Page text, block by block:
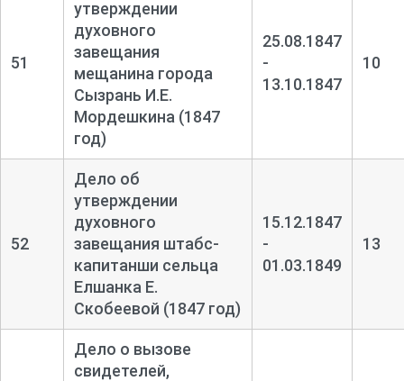
51
утверждении
духовного
завещания
мещанина города
Сызрань И.Е.
Мордешкина (1847
год)
25.08.1847
-
13.10.1847
10
52
Дело об
утверждении
духовного
завещания штабс-
капитанши сельца
Елшанка Е.
Скобеевой (1847 год)
15.12.1847
-
01.03.1849
13
Дело о вызове
свидетелей,